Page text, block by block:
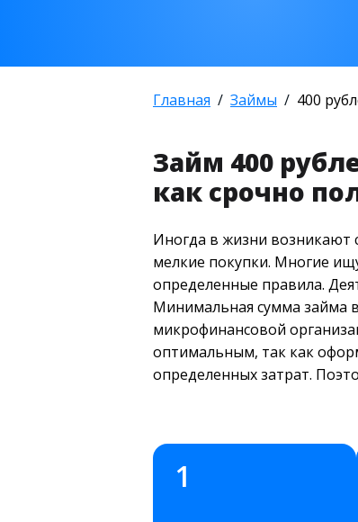
Главная Займы 400
Займ 400
как срочно
Иногда в жизни возникают
мелкие покупки. Многие
определенные правила.
Минимальная сумма займа
микрофинансовой
оптимальным, так как
определенных затрат.
1